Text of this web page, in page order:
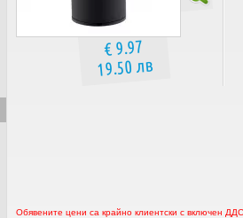
€ 9.97
19.50 лв
Обявените цени са крайно клиентски с включен ДДС